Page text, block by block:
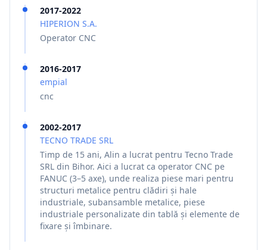
2017-2022
HIPERION S.A.
Operator CNC
2016-2017
empial
cnc
2002-2017
TECNO TRADE SRL
Timp de 15 ani, Alin a lucrat pentru Tecno Trade
SRL din Bihor. Aici a lucrat ca operator CNC pe
FANUC (3–5 axe), unde realiza piese mari pentru
structuri metalice pentru clădiri și hale
industriale, subansamble metalice, piese
industriale personalizate din tablă și elemente de
fixare și îmbinare.